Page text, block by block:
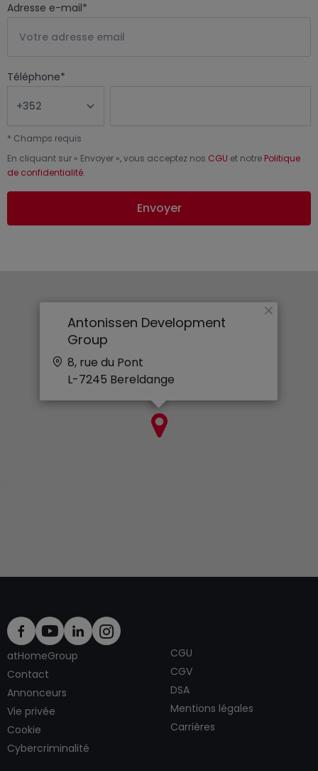
Adresse e-mail*
Téléphone*
* Champs requis
En cliquant sur « Envoyer », vous acceptez nos CGU et notre Politique
de confidentialité.
Envoyer
Antonissen Development
Group
8, rue du Pont
L-7245 Bereldange
×
atHomeGroup
Contact
Annonceurs
Vie privée
Cookie
Cybercriminalité
CGU
CGV
DSA
Mentions légales
Carrières